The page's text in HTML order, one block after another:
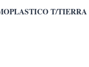
T/TIERRA